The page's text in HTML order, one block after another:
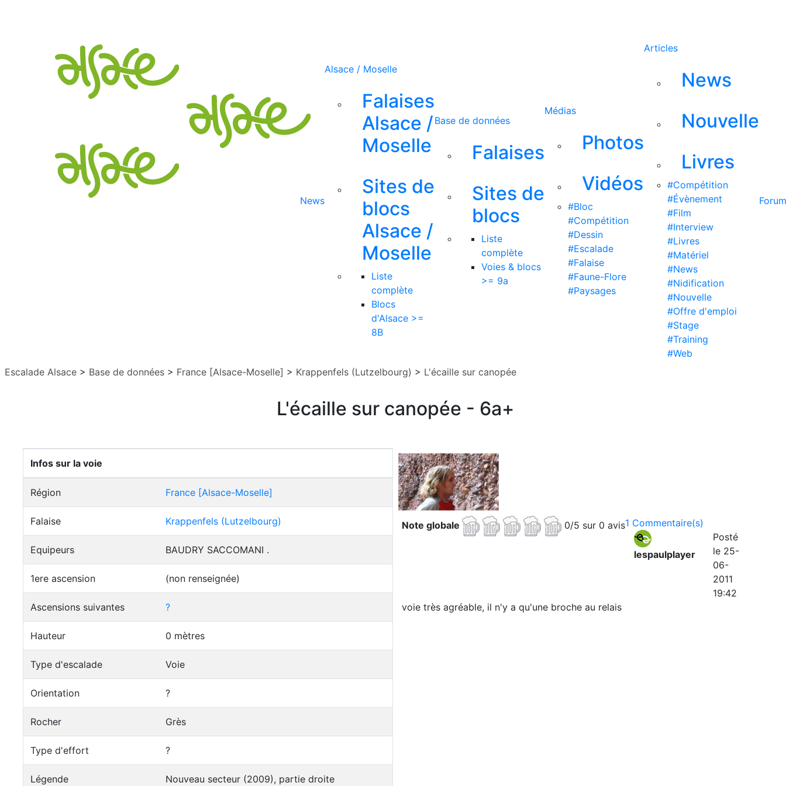
News
Alsace / Moselle
Falaises
Alsace /
Moselle
Sites de
blocs
Alsace /
Moselle
Liste
complète
Blocs
d'Alsace >=
8B
Base de données
Falaises
Sites de
blocs
Liste
complète
Voies & blocs
>= 9a
Médias
Photos
Vidéos
#Bloc
#Compétition
#Dessin
#Escalade
#Falaise
#Faune-Flore
#Paysages
Articles
News
Nouvelle
Livres
#Compétition
#Évènement
#Film
#Interview
#Livres
#Matériel
#News
#Nidification
#Nouvelle
#Offre d'emploi
#Stage
#Training
#Web
Forum
Escalade Alsace > Base de données > France [Alsace-Moselle] > Krappenfels (Lutzelbourg) > L'écaille sur canopée
L'écaille sur canopée - 6a+
Infos sur la voie
Région France [Alsace-Moselle]
Falaise Krappenfels (Lutzelbourg)
Equipeurs BAUDRY SACCOMANI .
1ere ascension (non renseignée)
Ascensions suivantes ?
Hauteur 0 mètres
Type d'escalade Voie
Orientation ?
Rocher Grès
Type d'effort ?
Légende Nouveau secteur (2009), partie droite
1 Commentaire(s)
Note globale 0/5 sur 0 avis
lespaulplayer
Posté
le 25-
06-
2011
19:42
voie très agréable, il n'y a qu'une broche au relais